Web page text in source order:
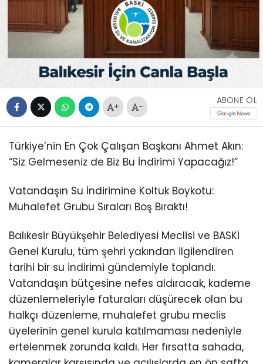
+ -
ABONE OL
Türkiye’nin En Çok Çalışan Başkanı Ahmet Akın:
“Siz Gelmeseniz de Biz Bu İndirimi Yapacağız!”
Vatandaşın Su İndirimine Koltuk Boykotu:
Muhalefet Grubu Sıraları Boş Bıraktı!
Balıkesir Büyükşehir Belediyesi Meclisi ve BASKİ
Genel Kurulu, tüm şehri yakından ilgilendiren
tarihi bir su indirimi gündemiyle toplandı.
Vatandaşın bütçesine nefes aldıracak, kademe
düzenlemeleriyle faturaları düşürecek olan bu
halkçı düzenleme, muhalefet grubu meclis
üyelerinin genel kurula katılmaması nedeniyle
ertelenmek zorunda kaldı. Her fırsatta sahada,